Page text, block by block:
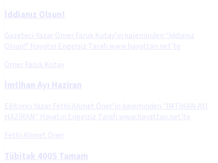
İddianız Olsun!
Gazeteci-Yazar Ömer Faruk Kotay’ın kaleminden “İddianız
Olsun!” Hayatın Engelsiz Tarafı www.hayattan.net’te
Ömer Faruk Kotay
İmtihan Ayı Haziran
Eğitimci Yazar Fethi Ahmet Öner’in kaleminden "İMTİHAN AYI
HAZİRAN" Hayatın Engelsiz Tarafı www.hayattan.net’te
Fethi Ahmet Öner
Tübitak 4005 Tamam